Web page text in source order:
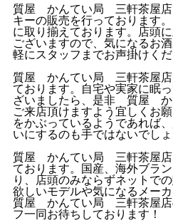
質屋 かんてい局 三軒茶屋店
キーの販売を行っております
に取り揃えております。店頭
ございますので、気になるお
軽にスタッフまでお声掛けくだ
質屋 かんてい局 三軒茶屋店
ております。自宅や実家に眠
ざいましたら、是非 質屋
ご来店頂けますよう宜しくお
をかぶっているようであれば
いにするのも手ではないでし
質屋 かんてい局 三軒茶屋店
ております。国産、海外ブラ
り、店頭のみならずネットで
欲しいモデルや気になるメー
質屋 かんてい局 三軒茶屋店
フ一同お待ちしております！